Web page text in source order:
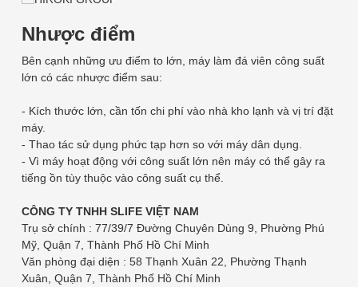
Nhược điểm
Bên cạnh những ưu điểm to lớn, máy làm đá viên công suất
lớn có các nhược điểm sau:
- Kích thước lớn, cần tốn chi phí vào nhà kho lạnh và vị trí đặt
máy.
- Thao tác sử dụng phức tạp hơn so với máy dân dụng.
- Vì máy hoạt động với công suất lớn nên máy có thể gây ra
tiếng ồn tùy thuộc vào công suất cụ thể.
CÔNG TY TNHH SLIFE VIỆT NAM
Trụ sở chính : 77/39/7 Đường Chuyên Dùng 9, Phường Phú
Mỹ, Quận 7, Thành Phố Hồ Chí Minh
Văn phòng đại diện : 58 Thạnh Xuân 22, Phường Thạnh
Xuân, Quận 7, Thành Phố Hồ Chí Minh